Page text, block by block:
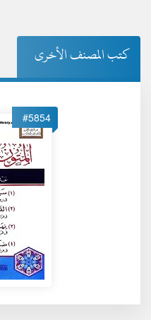
كتب المصنف الأخرى
#5854